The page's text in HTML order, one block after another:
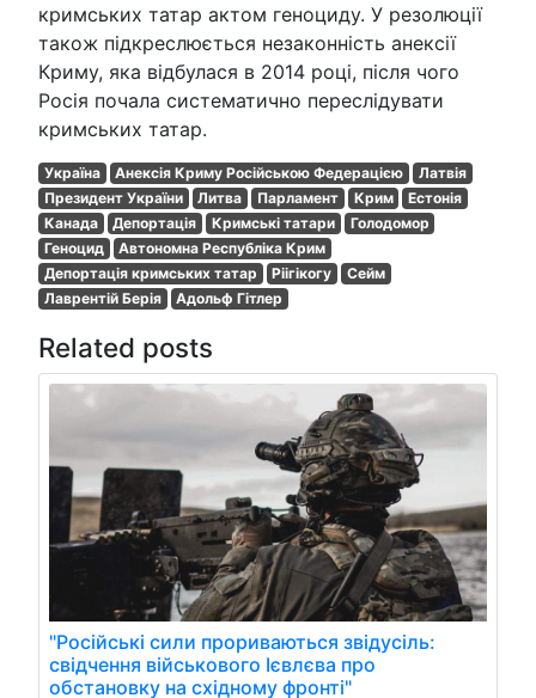
кримських татар актом геноциду. У резолюції
також підкреслюється незаконність анексії
Криму, яка відбулася в 2014 році, після чого
Росія почала систематично переслідувати
кримських татар.
Україна Анексія Криму Російською Федерацією
Латвія
Президент України
Литва Парламент Крим
Естонія
Канада
Депортація Кримські татари
Голодомор
Геноцид
Автономна Республіка Крим
Депортація кримських татар
Ріігікогу
Сейм
Лаврентій Берія
Адольф Гітлер
Related posts
"Російські сили прориваються звідусіль:
свідчення військового Ієвлєва про
обстановку на східному фронті"